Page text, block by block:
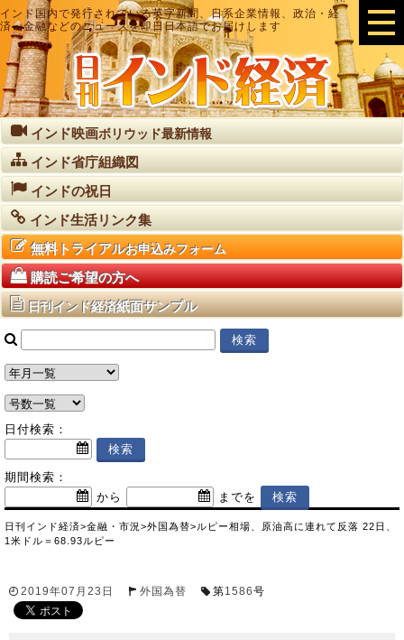
インド国内で発行されている英字新聞、日系企業情報、政治・経
済・金融などのニュースを即日日本語でお届けします
インド映画ボリウッド最新情報
インド省庁組織図
インドの祝日
インド生活リンク集
無料トライアルお申込みフォーム
購読ご希望の方へ
日刊インド経済紙面サンプル
日付検索：
期間検索：
から
までを
日刊インド経済>金融・市況 >外国為替>ルピー相場、原油高に連れて反落 22日、
1米ドル＝68.93ルピー
2019年07月23日 外国為替 第1586号